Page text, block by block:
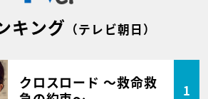
キング （テレビ朝日）
クロスロード ～救命救
1